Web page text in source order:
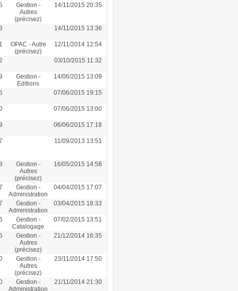
Gestion -
Autres
(précisez)
14/11/2015 20:35
14/11/2015 13:36
OPAC - Autre
(précisez)
12/11/2014 12:54
03/10/2015 11:32
Gestion -
Editions
14/06/2015 13:09
07/06/2015 19:15
07/06/2015 13:00
06/06/2015 17:18
11/09/2013 13:51
Gestion -
Autres
(précisez)
16/05/2015 14:58
Gestion -
Administration
04/04/2015 17:07
Gestion -
Administration
03/04/2015 18:33
Gestion -
Catalogage
07/02/2015 13:51
Gestion -
Autres
(précisez)
21/12/2014 16:35
Gestion -
Autres
(précisez)
23/11/2014 17:50
Gestion -
Administration
21/11/2014 21:30